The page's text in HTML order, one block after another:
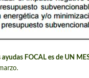
FOCAL es de UN